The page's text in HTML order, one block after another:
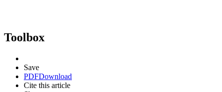
Toolbox
Save
PDFDownload
Cite this article